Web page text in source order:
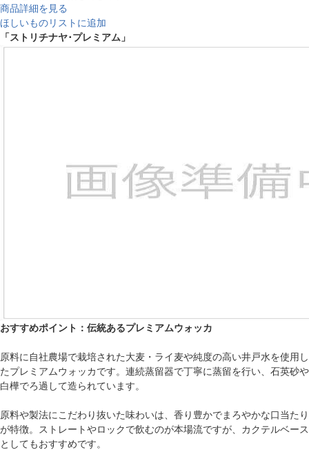
商品詳細を見る
ほしいものリストに追加
「ストリチナヤ･プレミアム」
おすすめポイント：伝統あるプレミアムウォッカ
原料に自社農場で栽培された大麦・ライ麦や純度の高い井戸水を使用し
たプレミアムウォッカです。連続蒸留器で丁寧に蒸留を行い、石英砂や
白樺でろ過して造られています。
原料や製法にこだわり抜いた味わいは、香り豊かでまろやかな口当たり
が特徴。ストレートやロックで飲むのが本場流ですが、カクテルベース
としてもおすすめです。